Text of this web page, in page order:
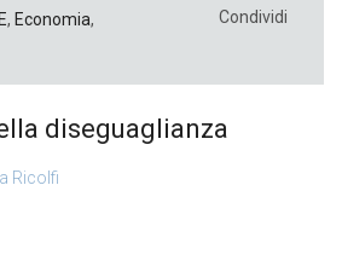
, Economia,
Condividi
diseguaglianza
Ricolfi